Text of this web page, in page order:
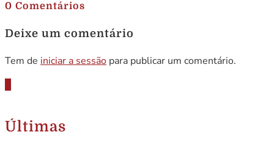
0 Comentários
Deixe um comentário
Tem de iniciar a sessão para publicar um comentário.
Últimas